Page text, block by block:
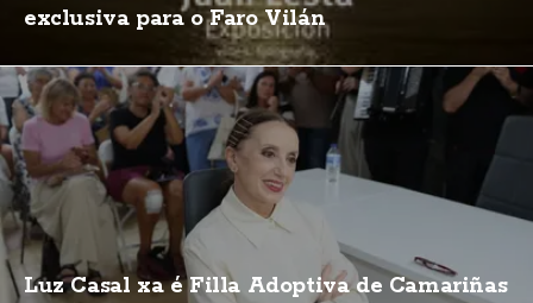
exclusiva para o Faro Vilán
Luz Casal xa é Filla Adoptiva de Camariñas